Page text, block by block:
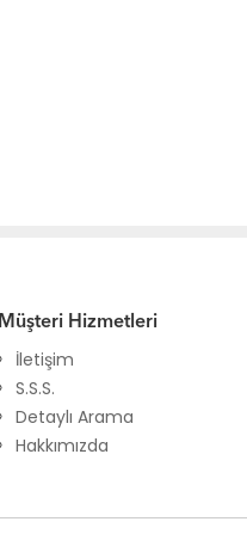
Müşteri Hizmetleri
İletişim
S.S.S.
Detaylı Arama
Hakkımızda